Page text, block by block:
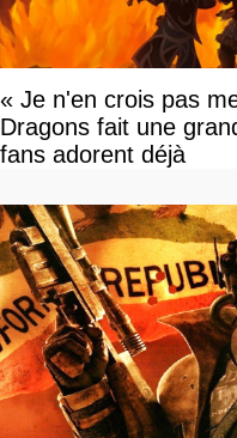
« Je n'en crois pas
Dragons fait une
fans adorent déjà